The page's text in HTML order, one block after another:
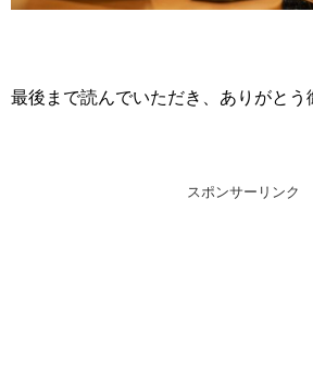
最後まで読んでいただき、ありがとう
スポンサーリンク